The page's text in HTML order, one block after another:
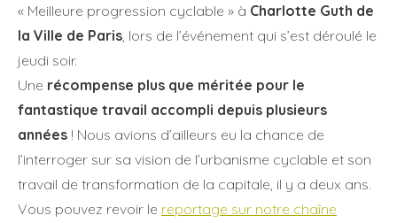
« Meilleure progression cyclable » à Charlotte Guth de
la Ville de Paris , lors de l’événement qui s’est déroulé le
jeudi soir.
Une récompense plus que méritée pour le
fantastique travail accompli depuis plusieurs
années ! Nous avions d’ailleurs eu la chance de
l’interroger sur sa vision de l’urbanisme cyclable et son
travail de transformation de la capitale, il y a deux ans.
Vous pouvez revoir le reportage sur notre chaîne